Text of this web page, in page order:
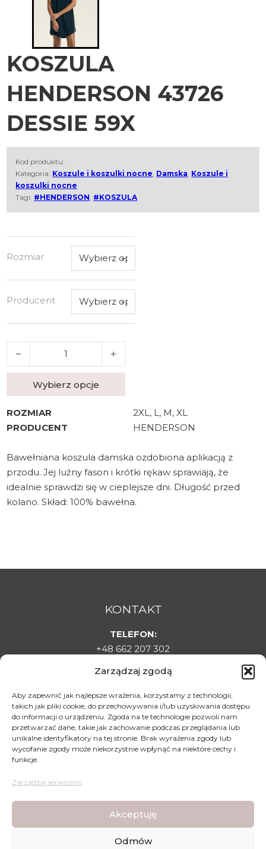
Zarządzaj zgodą
Aby zapewnić jak najlepsze wrażenia, korzystamy z technologii,
takich jak pliki cookie, do przechowywania i/lub uzyskiwania dostępu
do informacji o urządzeniu. Zgoda na te technologie pozwoli nam
przetwarzać dane, takie jak zachowanie podczas przeglądania lub
unikalne identyfikatory na tej stronie. Brak wyrażenia zgody lub
wycofanie zgody może niekorzystnie wpłynąć na niektóre cechy i
funkcje.
Zarządzaj serwisami
Akceptuję
Odmów
KOSZULA
HENDERSON 43726
DESSIE 59X
Kod produktu:
Kategoria: Koszule i koszulki nocne, Damska, Koszule i
koszulki nocne
Tagi: #HENDERSON, #KOSZULA
Rozmiar
Producent
ilość KOSZULA HENDERSON 43726 DESSIE 59X
Wybierz opcje
ROZMIAR
2XL, L, M, XL
PRODUCENT
HENDERSON
Bawełniana koszula damska ozdobiona aplikacją z
przodu. Jej luźny fason i krótki rękaw sprawiają, że
idealnie sprawdzi się w cieplejsze dni. Długość przed
kolano. Skład: 100% bawełna.
KONTAKT
TELEFON:
+48 662 207 302
sklepladyelin@gmail.com
ADRES:
Targowa 1C, 22-500 Hrubieszów
DLA KLIENTA
Regulamin sklepu